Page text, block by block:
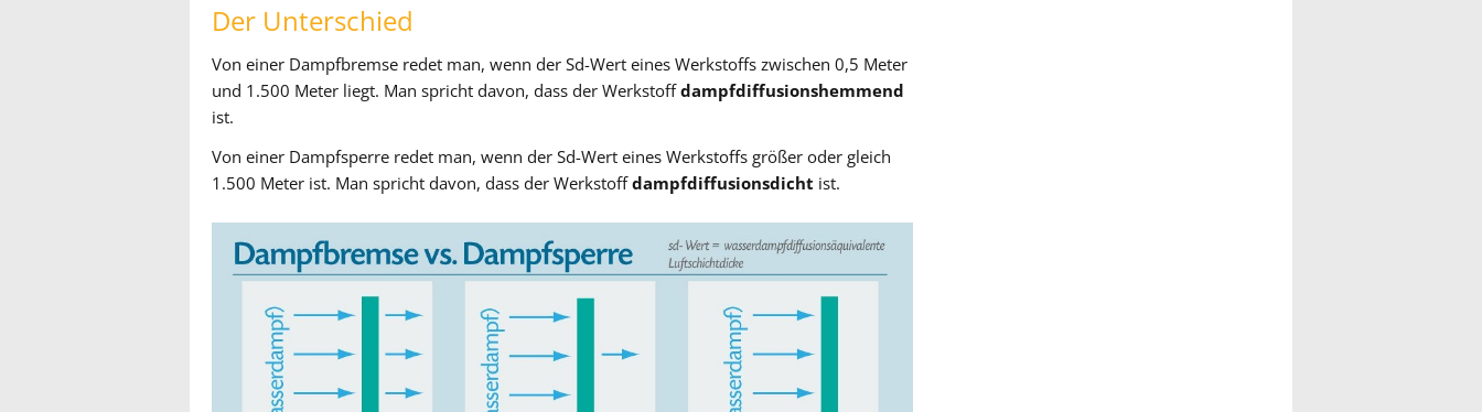
Der Unterschied
Von einer Dampfbremse redet man, wenn der Sd-Wert eines Werkstoffs zwischen 0,5 Meter
und 1.500 Meter liegt. Man spricht davon, dass der Werkstoffdampfdiffusionshemmend
ist.
Von einer Dampfsperre redet man, wenn der Sd-Wert eines Werkstoffs größer oder gleich
1.500 Meter ist. Man spricht davon, dass der Werkstoffdampfdiffusionsdicht ist.